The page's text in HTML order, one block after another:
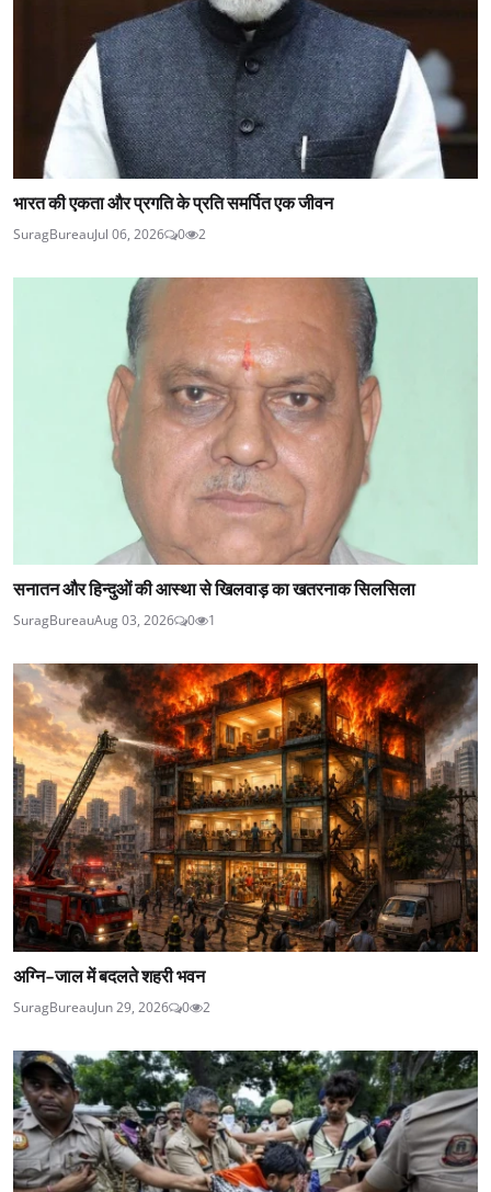
भारत की एकता और प्रगति के प्रति समर्पित एक जीवन
SuragBureauJul 06, 2026 0 2
सनातन और हिन्दुओं की आस्था से खिलवाड़ का खतरनाक सिलसिला
SuragBureauAug 03, 2026 0 1
अग्नि-जाल में बदलते शहरी भवन
SuragBureauJun 29, 2026 0 2